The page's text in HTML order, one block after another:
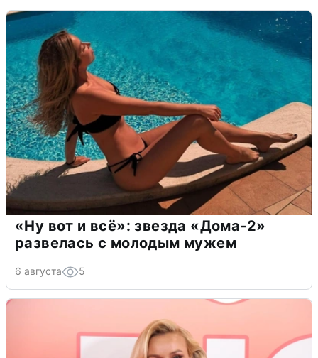
«Ну вот и всё»: звезда «Дома-2»
развелась с молодым мужем
6 августа 5